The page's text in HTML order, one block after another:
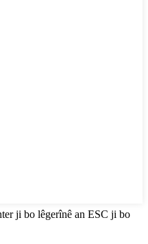
ji bo lêgerînê an ESC ji bo